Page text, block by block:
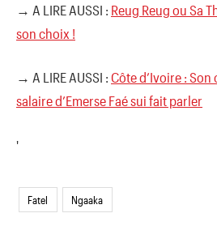
→ A LIRE AUSSI : Reug Reug ou Sa
son choix !
→ A LIRE AUSSI : Côte d’Ivoire :
salaire d’Emerse Faé sui fait parler
'
Fatel Ngaaka